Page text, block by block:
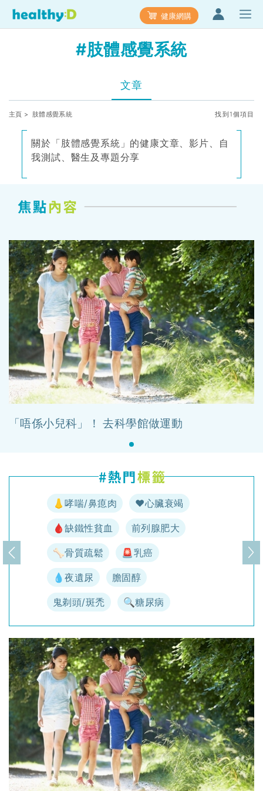
健康網購
#肢體感覺系統
文章
主頁 > 肢體感覺系統 找到1個項目
關於「肢體感覺系統」的健康文章、影片、自
我測試、醫生及專題分享
「唔係小兒科」！ 去科學館做運動
👃哮喘/鼻瘜肉 ♥️心臟衰竭
🩸缺鐵性貧血 前列腺肥大
🦴骨質疏鬆 🚨乳癌
💧夜遺尿 膽固醇
鬼剃頭/斑禿 🔍糖尿病
上一頁 下